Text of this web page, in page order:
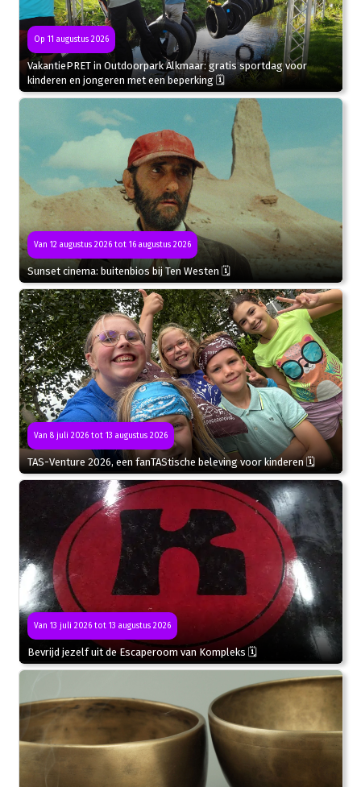
Op 11 augustus 2026
VakantiePRET in Outdoorpark Alkmaar: gratis sportdag voor
kinderen en jongeren met een beperking 🗓
Van 12 augustus 2026 tot 16 augustus 2026
Sunset cinema: buitenbios bij Ten Westen 🗓
Van 8 juli 2026 tot 13 augustus 2026
TAS-Venture 2026, een fanTAStische beleving voor kinderen 🗓
Van 13 juli 2026 tot 13 augustus 2026
Bevrijd jezelf uit de Escaperoom van Kompleks 🗓